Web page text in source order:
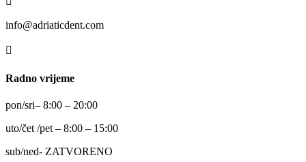
info@adriaticdent.com

Radno vrijeme
pon/sri– 8:00 – 20:00
uto/čet /pet – 8:00 – 15:00
sub/ned- ZATVORENO